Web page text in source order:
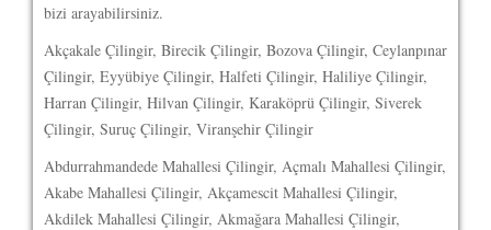
bizi arayabilirsiniz.
Akçakale Çilingir, Birecik Çilingir, Bozova Çilingir, Ceylanpınar
Çilingir, Eyyübiye Çilingir, Halfeti Çilingir, Haliliye Çilingir,
Harran Çilingir, Hilvan Çilingir, Karaköprü Çilingir, Siverek
Çilingir, Suruç Çilingir, Viranşehir Çilingir
Abdurrahmandede Mahallesi Çilingir, Açmalı Mahallesi Çilingir,
Akabe Mahallesi Çilingir, Akçamescit Mahallesi Çilingir,
Akdilek Mahallesi Çilingir, Akmağara Mahallesi Çilingir,